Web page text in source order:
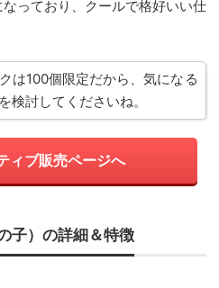
っており、クールで格好いい仕
は100個限定だから、気になる
検討してくださいね。
ィブ販売ページへ
子）の詳細＆特徴